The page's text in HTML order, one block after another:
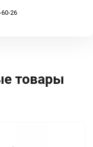
60-26
товары